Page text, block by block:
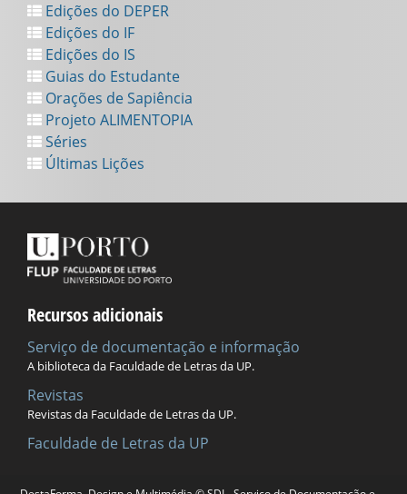
Edições do DEPER
Edições do IF
Edições do IS
Guias do Estudante
Orações de Sapiência
Projeto ALIMENTOPIA
Séries
Últimas Lições
Recursos adicionais
Serviço de documentação e informação
A biblioteca da Faculdade de Letras da UP.
Revistas
Revistas da Faculdade de Letras da UP.
Faculdade de Letras da UP